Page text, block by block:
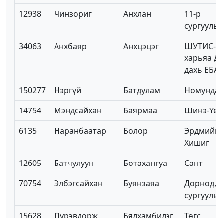
12938
Чинзориг Анхлан
11-р
сургууль
34063
Анхбаяр Анхцэцэг
ШУТИС-
харьяа
дахь
150277
Нэргүй Батдулам
14754
Мэндсайхан Баярмаа
Шинэ-Үе
6135
Наранбаатар Болор
Эрдмийн
Хишиг
12605
Батчулуун Ботахангуа
Сант
70754
Элбэгсайхан Буянзаяа
Дорнод,
сургууль
15628
Пүрэвдорж Бялхамбилэг
Төгс